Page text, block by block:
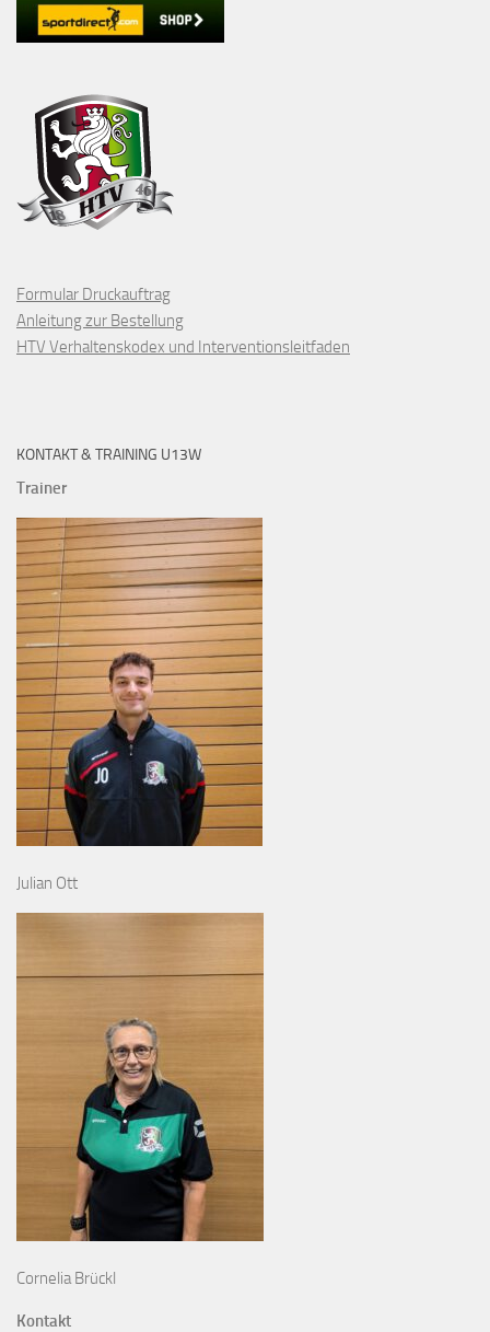
Formular Druckauftrag
Anleitung zur Bestellung
HTV Verhaltenskodex und Interventionsleitfaden
KONTAKT & TRAINING U13W
Trainer
Julian Ott
Cornelia Brückl
Kontakt